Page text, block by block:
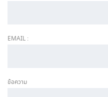
EMAIL :
ข้อความ